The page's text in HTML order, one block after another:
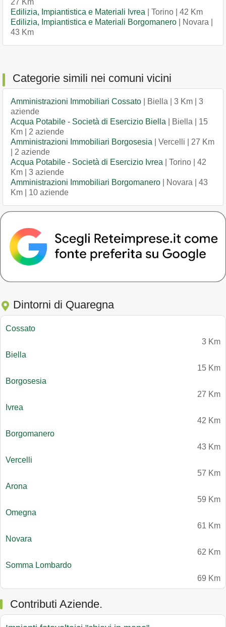
27 Km
Edilizia, Impiantistica e Materiali Ivrea | Torino | 42 Km
Edilizia, Impiantistica e Materiali Borgomanero | Novara |
43 Km
Categorie simili nei comuni vicini
Amministrazioni Immobiliari Cossato | Biella | 3 Km | 3
aziende
Acqua Potabile - Società di Esercizio Biella | Biella | 15
Km | 2 aziende
Amministrazioni Immobiliari Borgosesia | Vercelli | 27 Km
| 2 aziende
Acqua Potabile - Società di Esercizio Ivrea | Torino | 42
Km | 3 aziende
Amministrazioni Immobiliari Borgomanero | Novara | 43
Km | 10 aziende
Dintorni di Quaregna
Cossato
3 Km
Biella
15 Km
Borgosesia
27 Km
Ivrea
42 Km
Borgomanero
43 Km
Vercelli
57 Km
Arona
59 Km
Omegna
61 Km
Novara
62 Km
Somma Lombardo
69 Km
Contributi Aziende.